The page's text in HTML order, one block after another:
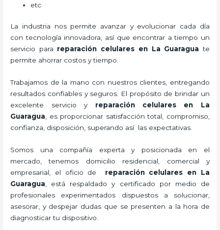
etc
La industria nos permite avanzar y evolucionar cada día
con tecnología innovadora, así que encontrar a tiempo un
servicio para reparación celulares en La Guaragua te
permite ahorrar costos y tiempo.
Trabajamos de la mano con nuestros clientes, entregando
resultados confiables y seguros. El propósito de brindar un
excelente servicio y reparación celularesen La
Guaragua , es proporcionar satisfacción total, compromiso,
confianza, disposición, superando así las expectativas.
Somos una compañía experta y posicionada en el
mercado, tenemos domicilio residencial, comercial y
empresarial, el oficio de reparación celulares en La
Guaragua , está respaldado y certificado por medio de
profesionales experimentados dispuestos a solucionar,
asesorar, y despejar dudas que se presenten a la hora de
diagnosticar tu dispositivo.